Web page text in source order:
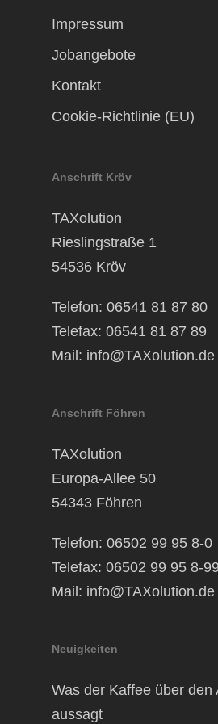
Impressum
Jobangebote
Kontakt
Cookie-Richtlinie (EU)
Anschrift Kröv
TAXolution
Rieslingstraße 1
54536 Kröv
Telefon: 06541 81 87 80
Telefax: 06541 81 87 89
Mail: info@TAXolution.de
Anschrift Föhren
TAXolution
Europa-Allee 50
54343 Föhren
Telefon: 06502 99 95 8-0
Telefax: 06502 99 95 8-99
Mail: info@TAXolution.de
Neuigkeiten
Was der Kaffee über den
aussagt